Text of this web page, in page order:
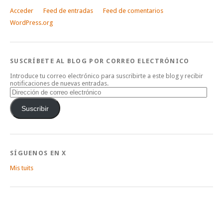
Acceder Feed de entradas
Feed de comentarios
WordPress.org
SUSCRÍBETE AL BLOG POR CORREO ELECTRÓNICO
Introduce tu correo electrónico para suscribirte a este blog y recibir
notificaciones de nuevas entradas.
Dirección
de
correo
electrónico
Suscribir
SÍGUENOS EN X
Mis tuits